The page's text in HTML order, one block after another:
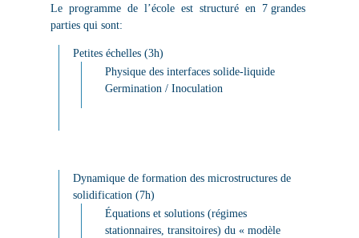
Le programme de l’école est structuré en 7 grandes
parties qui sont:
Petites échelles (3h)
Physique des interfaces solide-liquide
Germination / Inoculation
Dynamique de formation des microstructures de
solidification (7h)
Équations et solutions (régimes
stationnaires, transitoires) du « modèle